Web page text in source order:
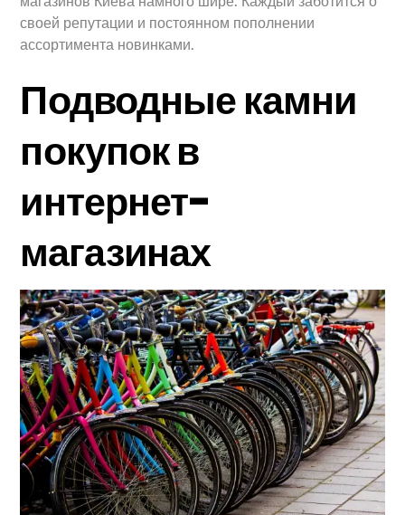
своей репутации и постоянном пополнении
ассортимента новинками.
Подводные камни
покупок в
интернет-
магазинах